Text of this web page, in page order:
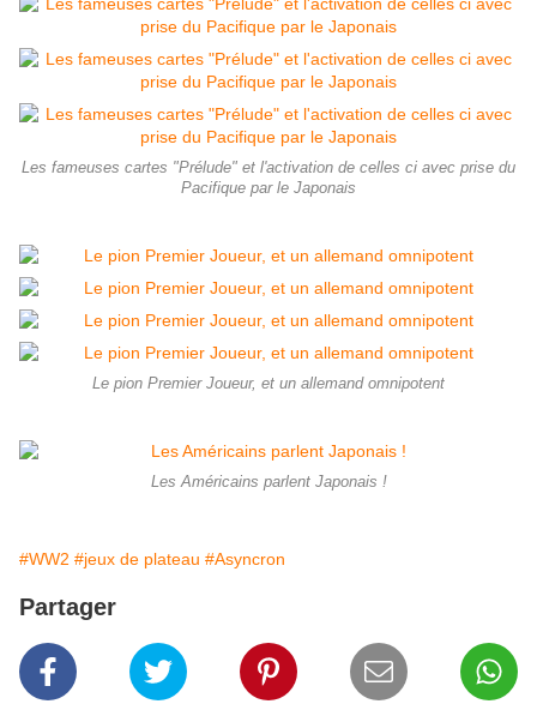
Les fameuses cartes "Prélude" et l'activation de celles ci avec prise du
Pacifique par le Japonais
Le pion Premier Joueur, et un allemand omnipotent
Les Américains parlent Japonais !
#WW2 #jeux de plateau #Asyncron
Partager